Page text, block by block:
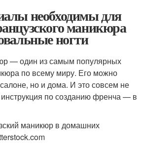
необходимы для
маникюра
ногти
— один из самым популярных
по всему миру. Его можно
но и дома. И это совсем не
по созданию френча — в
маникюр в домашних